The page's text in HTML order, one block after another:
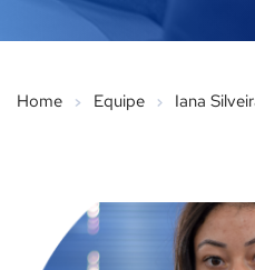
Home Equipe Iana